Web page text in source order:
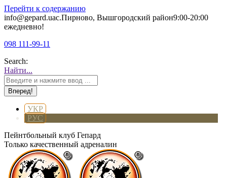
Перейти к содержанию
info@gepard.uaс.Пирново, Вышгородский район9:00-20:00
ежедневно!
098 111-99-11
Search:
Найти...
УКР
РУС
Пейнтбольный клуб Гепард
Только качественный адреналин